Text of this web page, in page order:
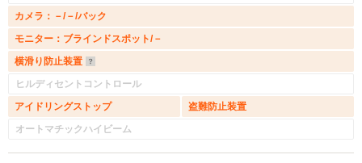
カメラ：－/－/バック
モニター：ブラインドスポット/－
横滑り防止装置
ヒルディセントコントロール
アイドリングストップ
盗難防止装置
オートマチックハイビーム